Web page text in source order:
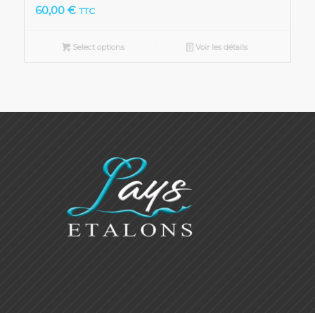
60,00 € TTC
Select options Voir les détails